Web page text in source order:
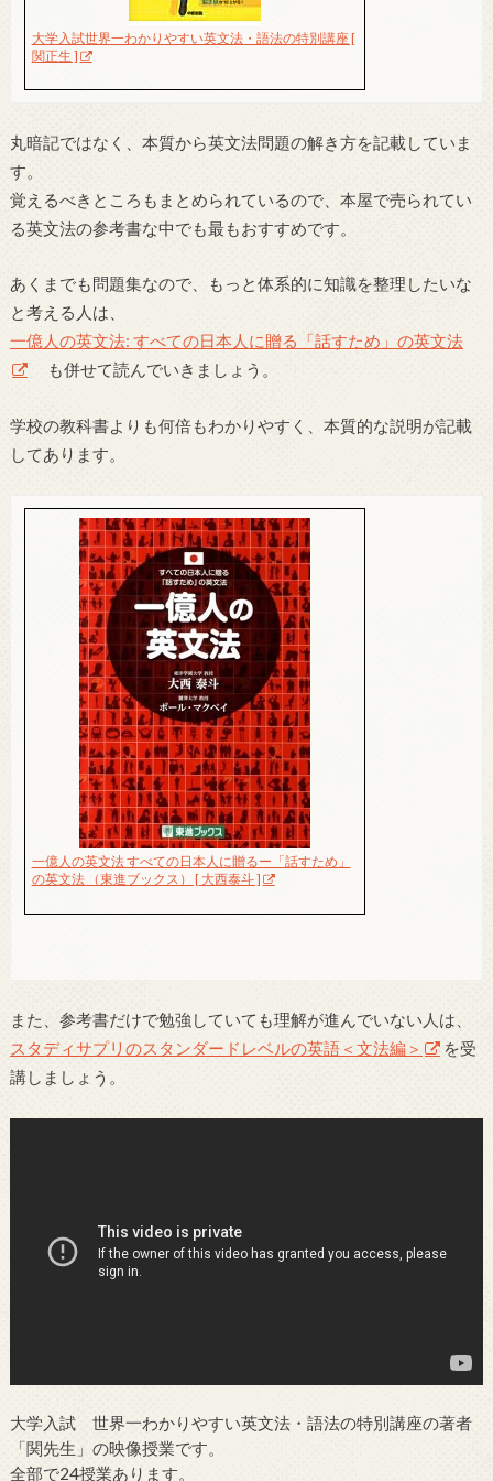
大学入試世界一わかりやすい英文法・語法の特別講座 [
関正生 ]
丸暗記ではなく、本質から英文法問題の解き方を記載していま
す。
覚えるべきところもまとめられているので、本屋で売られてい
る英文法の参考書な中でも最もおすすめです。
あくまでも問題集なので、もっと体系的に知識を整理したいな
と考える人は、
一億人の英文法: すべての日本人に贈る「話すため」の英文法
も併せて読んでいきましょう。
学校の教科書よりも何倍もわかりやすく、本質的な説明が記載
してあります。
一億人の英文法 すべての日本人に贈るー「話すため」
の英文法 （東進ブックス） [ 大西泰斗 ]
また、参考書だけで勉強していても理解が進んでいない人は、
スタディサプリのスタンダードレベルの英語＜文法編＞
を受
講しましょう。
大学入試 世界一わかりやすい英文法・語法の特別講座の著者
「関先生」の映像授業です。
全部で24授業あります。